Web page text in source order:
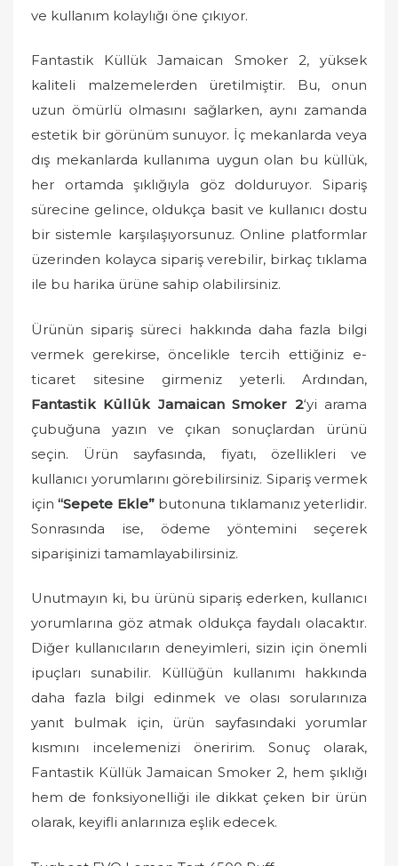
ve kullanım kolaylığı öne çıkıyor.
Fantastik Küllük Jamaican Smoker 2, yüksek
kaliteli malzemelerden üretilmiştir. Bu, onun
uzun ömürlü olmasını sağlarken, aynı zamanda
estetik bir görünüm sunuyor. İç mekanlarda veya
dış mekanlarda kullanıma uygun olan bu küllük,
her ortamda şıklığıyla göz dolduruyor. Sipariş
sürecine gelince, oldukça basit ve kullanıcı dostu
bir sistemle karşılaşıyorsunuz. Online platformlar
üzerinden kolayca sipariş verebilir, birkaç tıklama
ile bu harika ürüne sahip olabilirsiniz.
Ürünün sipariş süreci hakkında daha fazla bilgi
vermek gerekirse, öncelikle tercih ettiğiniz e-
ticaret sitesine girmeniz yeterli. Ardından,
Fantastik Küllük Jamaican Smoker 2‘yi arama
çubuğuna yazın ve çıkan sonuçlardan ürünü
seçin. Ürün sayfasında, fiyatı, özellikleri ve
kullanıcı yorumlarını görebilirsiniz. Sipariş vermek
için“Sepete Ekle”butonuna tıklamanız yeterlidir.
Sonrasında ise, ödeme yöntemini seçerek
siparişinizi tamamlayabilirsiniz.
Unutmayın ki, bu ürünü sipariş ederken, kullanıcı
yorumlarına göz atmak oldukça faydalı olacaktır.
Diğer kullanıcıların deneyimleri, sizin için önemli
ipuçları sunabilir. Küllüğün kullanımı hakkında
daha fazla bilgi edinmek ve olası sorularınıza
yanıt bulmak için, ürün sayfasındaki yorumlar
kısmını incelemenizi öneririm. Sonuç olarak,
Fantastik Küllük Jamaican Smoker 2, hem şıklığı
hem de fonksiyonelliği ile dikkat çeken bir ürün
olarak, keyifli anlarınıza eşlik edecek.